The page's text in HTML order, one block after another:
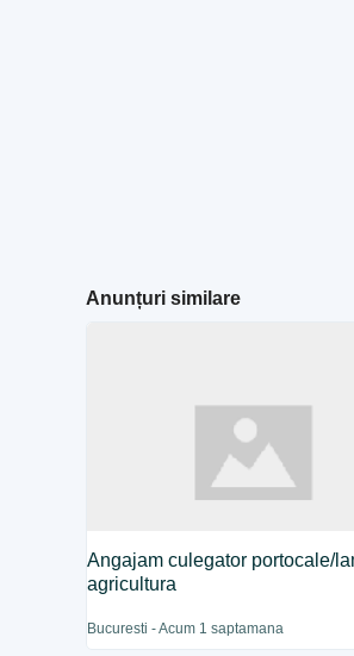
Anunțuri similare
Angajam culegator portocale/
agricultura
Bucuresti - Acum 1 saptamana